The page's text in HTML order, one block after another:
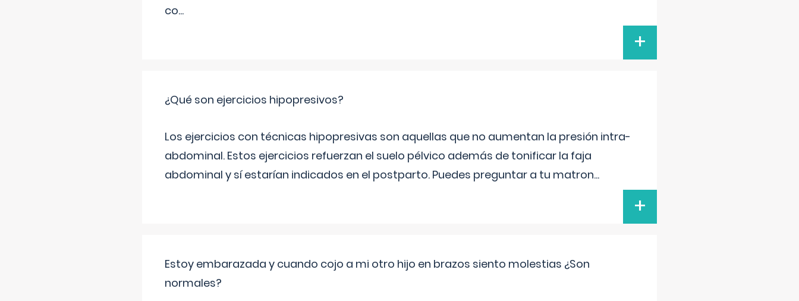
co...
+
¿Qué son ejercicios hipopresivos?
Los ejercicios con técnicas hipopresivas son aquellas que no aumentan la presión intra-
abdominal. Estos ejercicios refuerzan el suelo pélvico además de tonificar la faja
abdominal y sí estarían indicados en el postparto. Puedes preguntar a tu matron...
+
Estoy embarazada y cuando cojo a mi otro hijo en brazos siento molestias ¿Son
normales?